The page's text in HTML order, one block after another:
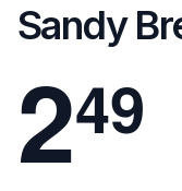
Sandy
249